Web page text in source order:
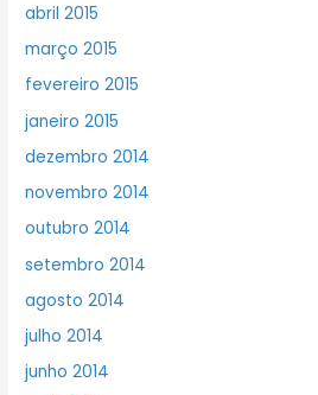
abril 2015
março 2015
fevereiro 2015
janeiro 2015
dezembro 2014
novembro 2014
outubro 2014
setembro 2014
agosto 2014
julho 2014
junho 2014